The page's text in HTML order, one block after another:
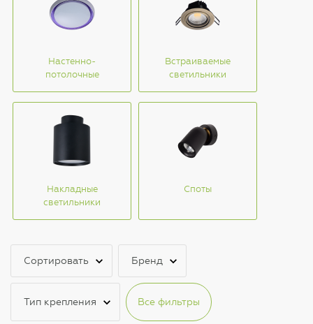
Настенно-
потолочные
Встраиваемые
светильники
Накладные
светильники
Споты
Сортировать Бренд
Тип крепления Все фильтры